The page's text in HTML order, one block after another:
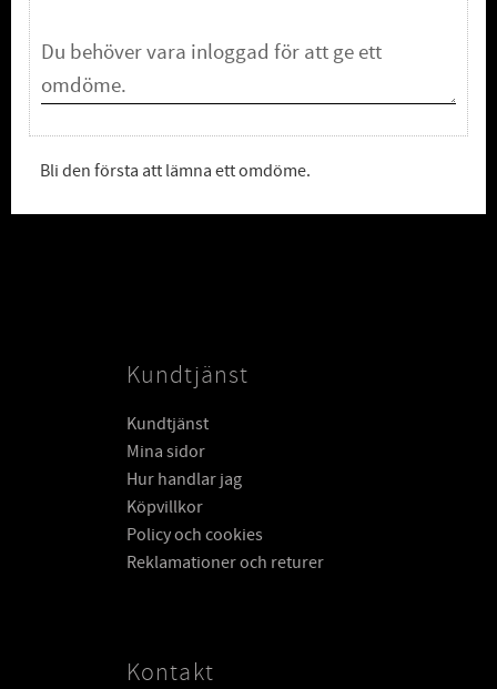
Bli den första att lämna ett omdöme.
Kundtjänst
Kundtjänst
Mina sidor
Hur handlar jag
Köpvillkor
Policy och cookies
Reklamationer och returer
Kontakt